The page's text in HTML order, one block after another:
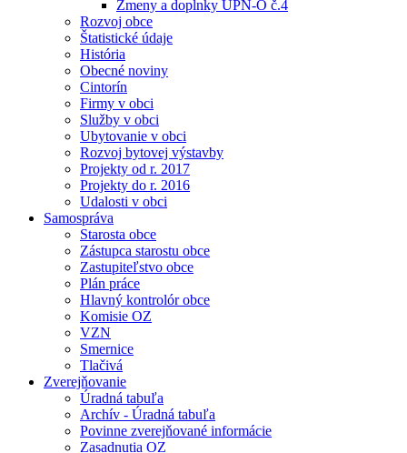
Zmeny a doplnky ÚPN-O č.4
Rozvoj obce
Štatistické údaje
História
Obecné noviny
Cintorín
Firmy v obci
Služby v obci
Ubytovanie v obci
Rozvoj bytovej výstavby
Projekty od r. 2017
Projekty do r. 2016
Udalosti v obci
Samospráva
Starosta obce
Zástupca starostu obce
Zastupiteľstvo obce
Plán práce
Hlavný kontrolór obce
Komisie OZ
VZN
Smernice
Tlačivá
Zverejňovanie
Úradná tabuľa
Archív - Úradná tabuľa
Povinne zverejňované informácie
Zasadnutia OZ